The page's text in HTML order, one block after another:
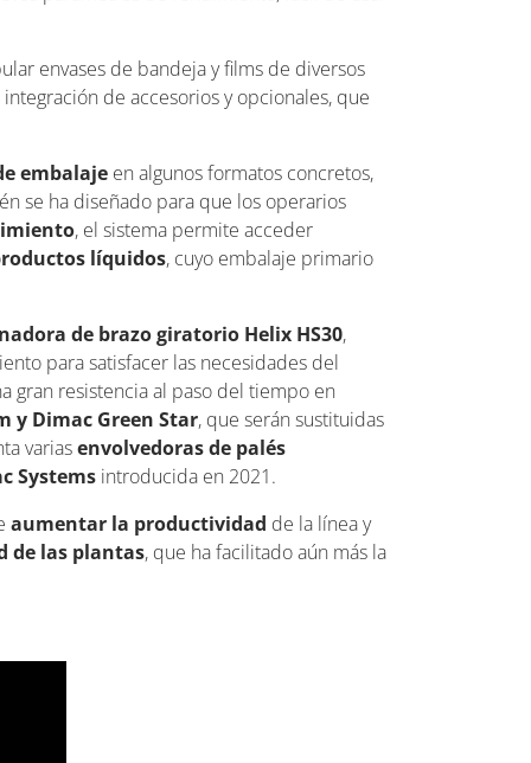
envases de bandeja y films de diversos
de accesorios y opcionales, que
embalaje en algunos formatos concretos,
se ha diseñado para que los operarios
, el sistema permite acceder
líquidos, cuyo embalaje primario
de brazo giratorio Helix HS30,
para satisfacer las necesidades del
gran resistencia al paso del tiempo en
y Dimac Green Star, que serán sustituidas
variasenvolvedoras de palés
Systems introducida en 2021.
aumentar la productividad de la línea y
de las plantas, que ha facilitado aún más la